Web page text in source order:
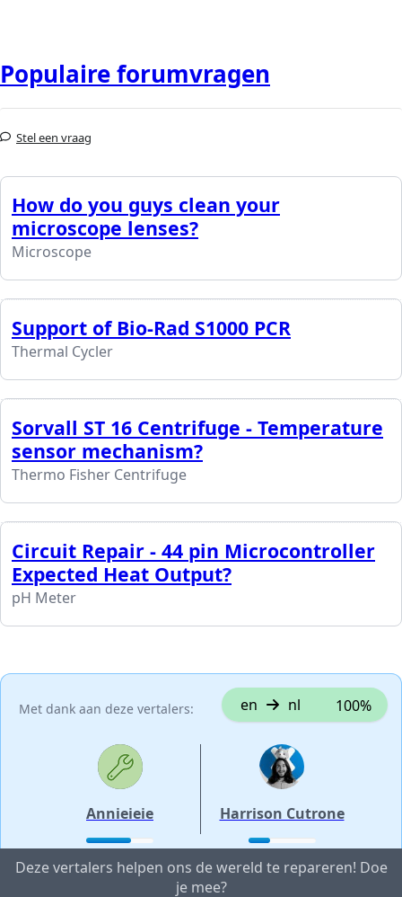
Populaire forumvragen
Stel een vraag
How do you guys clean your
microscope lenses?
Microscope
Support of Bio-Rad S1000 PCR
Thermal Cycler
Sorvall ST 16 Centrifuge - Temperature
sensor mechanism?
Thermo Fisher Centrifuge
Circuit Repair - 44 pin Microcontroller
Expected Heat Output?
pH Meter
Met dank aan deze vertalers: en nl 100%
Annieieie Harrison Cutrone
Deze vertalers helpen ons de wereld te repareren! Doe
je mee?